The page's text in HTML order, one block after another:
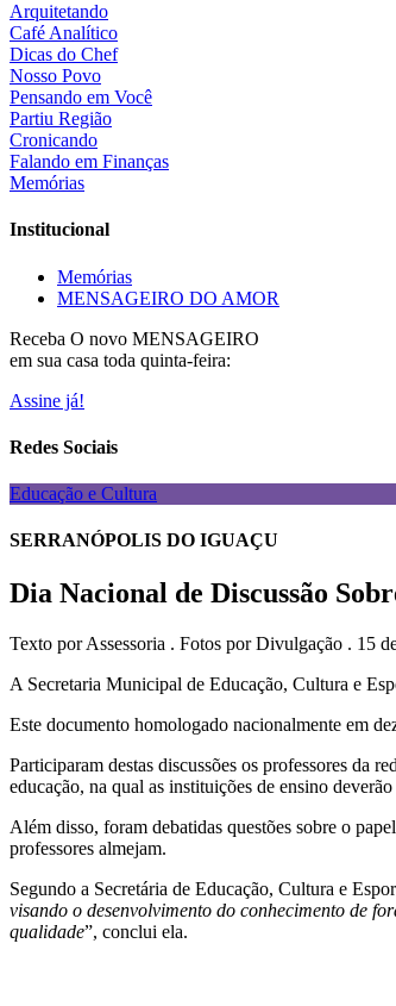
Arquitetando
Café Analítico
Dicas do Chef
Nosso Povo
Pensando em Você
Partiu Região
Cronicando
Falando em Finanças
Memórias
Institucional
Memórias
MENSAGEIRO DO AMOR
Receba O novo MENSAGEIRO
em sua casa toda quinta-feira:
Assine já!
Redes Sociais
Educação e Cultura
SERRANÓPOLIS DO IGUAÇU
Dia Nacional de Discussão
Texto por Assessoria . Fotos por Divulgação . 15
A Secretaria Municipal de Educação, Cultura e
Este documento homologado nacionalmente em
Participaram destas discussões os professores da
educação, na qual as instituições de ensino
Além disso, foram debatidas questões sobre o
professores almejam.
Segundo a Secretária de Educação, Cultura e
visando o desenvolvimento do conhecimento de
qualidade”, conclui ela.